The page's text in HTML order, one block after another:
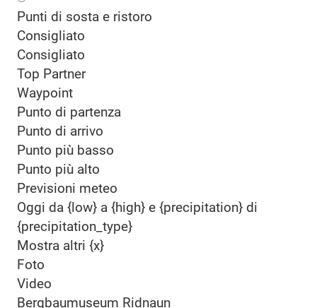
Punti di sosta e ristoro
Consigliato
Consigliato
Top Partner
Waypoint
Punto di partenza
Punto di arrivo
Punto più basso
Punto più alto
Previsioni meteo
Oggi da {low} a {high} e {precipitation} di
{precipitation_type}
Mostra altri {x}
Foto
Video
Bergbaumuseum Ridnaun